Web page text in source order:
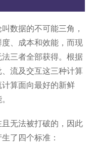
数据的不可能三角，
、成本和效能，而现
三者全部获得。根据
流及交互这三种计算
算面向最好的新鲜
无法被打破的，因此
了四个标准：